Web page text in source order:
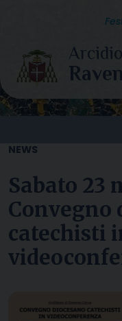
content
NEWS
Sabato 23
Convegno
catechisti